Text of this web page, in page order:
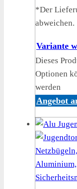
*Der
abweichen.
Variante
Dieses
Optionen
werden
Angebot